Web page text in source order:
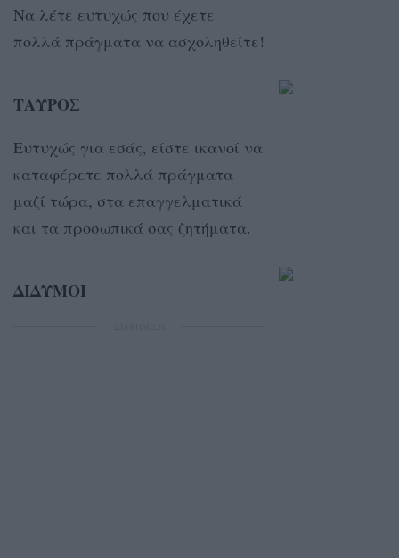
Να λέτε ευτυχώς που έχετε
πολλά πράγματα να ασχοληθείτε!
ΤΑΥΡΟΣ
Ευτυχώς για εσάς, είστε ικανοί να
καταφέρετε πολλά πράγματα
μαζί τώρα, στα επαγγελματικά
και τα προσωπικά σας ζητήματα.
ΔΙΔΥΜΟΙ